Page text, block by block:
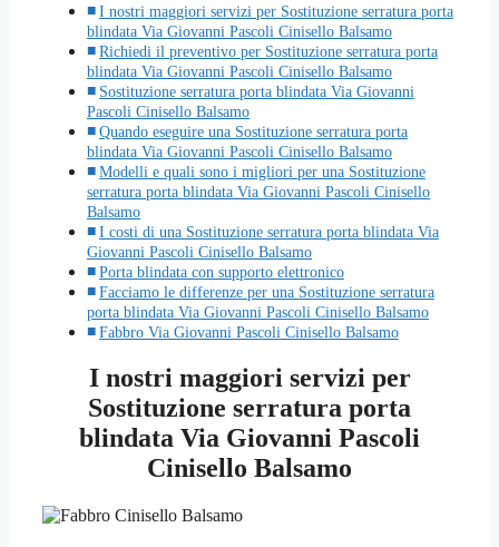
I nostri maggiori servizi per Sostituzione serratura porta
blindata Via Giovanni Pascoli Cinisello Balsamo
Richiedi il preventivo per Sostituzione serratura porta
blindata Via Giovanni Pascoli Cinisello Balsamo
Sostituzione serratura porta blindata Via Giovanni
Pascoli Cinisello Balsamo
Quando eseguire una Sostituzione serratura porta
blindata Via Giovanni Pascoli Cinisello Balsamo
Modelli e quali sono i migliori per una Sostituzione
serratura porta blindata Via Giovanni Pascoli Cinisello
Balsamo
I costi di una Sostituzione serratura porta blindata Via
Giovanni Pascoli Cinisello Balsamo
Porta blindata con supporto elettronico
Facciamo le differenze per una Sostituzione serratura
porta blindata Via Giovanni Pascoli Cinisello Balsamo
Fabbro Via Giovanni Pascoli Cinisello Balsamo
I nostri maggiori servizi per
Sostituzione serratura porta
blindata Via Giovanni Pascoli
Cinisello Balsamo